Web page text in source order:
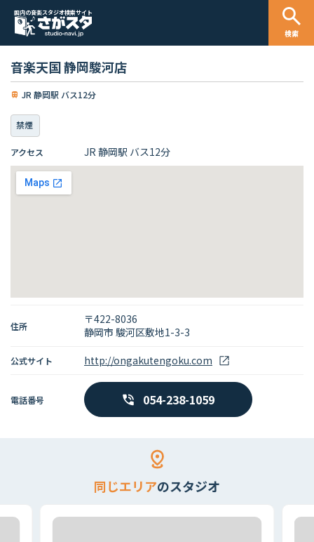
国内の音楽スタジオ検索サイト
検索
音楽天国 静岡駿河店
JR 静岡駅 バス12分
禁煙
アクセス JR 静岡駅 バス12分
住所
〒422-8036
静岡市 駿河区敷地1-3-3
公式サイト http://ongakutengoku.com
電話番号 054-238-1059
同じエリアのスタジオ